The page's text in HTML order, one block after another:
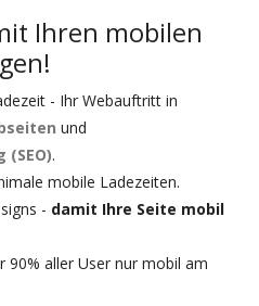
Ihren mobilen
- Ihr Webauftritt in
und
.
mobile Ladezeiten.
- damit Ihre Seite mobil
90% aller User nur mobil am